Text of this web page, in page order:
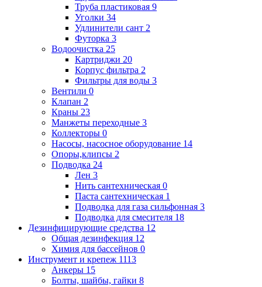
Труба пластиковая 9
Уголки 34
Удлинители сант 2
Футорка 3
Водоочистка 25
Картриджи 20
Корпус фильтра 2
Фильтры для воды 3
Вентили 0
Клапан 2
Краны 23
Манжеты переходные 3
Коллекторы 0
Насосы, насосное оборудование 14
Опоры,клипсы 2
Подводка 24
Лен 3
Нить сантехническая 0
Паста сантехническая 1
Подводка для газа сильфонная 3
Подводка для смесителя 18
Дезинфицирующие средства 12
Общая дезинфекция 12
Химия для бассейнов 0
Инструмент и крепеж 1113
Анкеры 15
Болты, шайбы, гайки 8